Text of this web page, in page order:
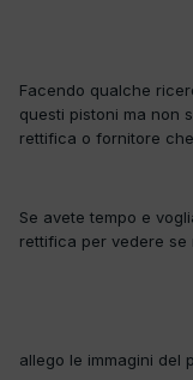
Facendo qualche
questi pistoni ma non
rettifica o fornitore
Se avete tempo e
rettifica per vedere se
allego le immagini del